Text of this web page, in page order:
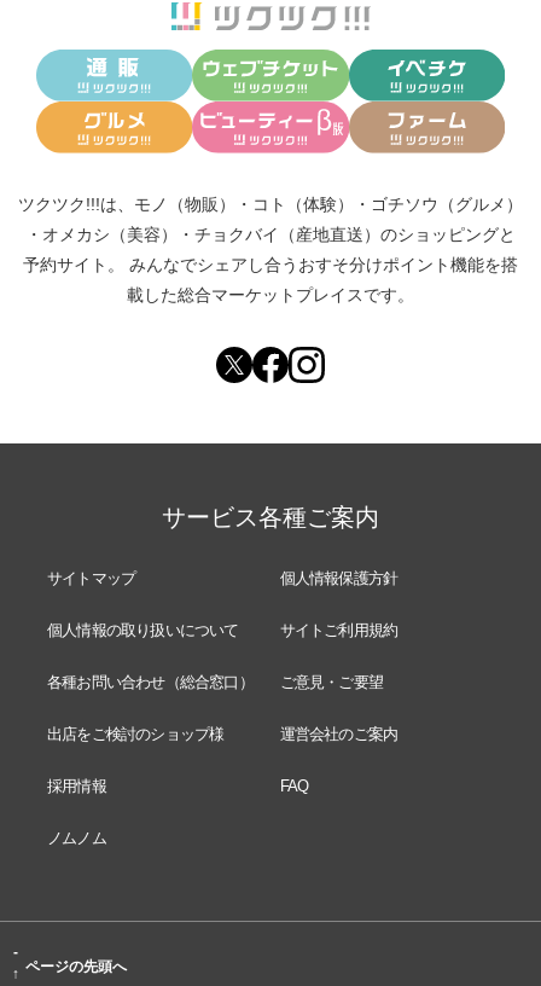
ツクツク!!!は、 モノ（物販） ・ コト（体験） ・ ゴチソウ（グルメ）
・ オメカシ（美容） ・ チョクバイ（産地直送） のショッピングと
予約サイト。
みんなでシェアし合う おすそ分けポイント機能を搭
載した総合マーケットプレイスです。
サービス各種ご案内
サイトマップ 個人情報保護方針
個人情報の取り扱いについて サイトご利用規約
各種お問い合わせ（総合窓口） ご意見・ご要望
出店をご検討のショップ様 運営会社のご案内
採用情報 FAQ
ノムノム
-
↑ ページの先頭へ